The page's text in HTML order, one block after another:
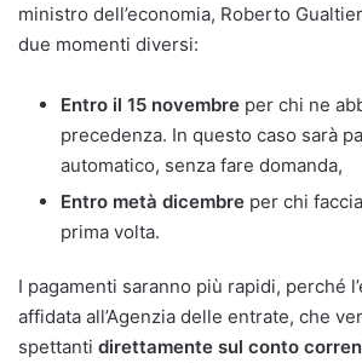
ministro dell’economia, Roberto
due momenti diversi:
Entro il 15 novembre per chi ne
precedenza. In questo caso sarà
automatico, senza fare domanda,
Entro metà dicembre per chi
prima volta.
I pagamenti saranno più rapidi, perché
affidata all’Agenzia delle entrate, che
spettanti direttamente sul conto